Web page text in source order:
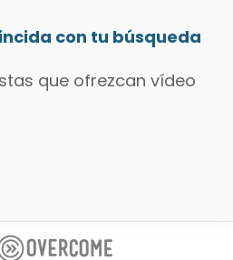
con tu búsqueda
que ofrezcan vídeo